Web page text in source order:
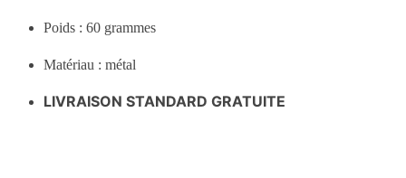
Poids : 60 grammes
Matériau : métal
LIVRAISON STANDARD GRATUITE